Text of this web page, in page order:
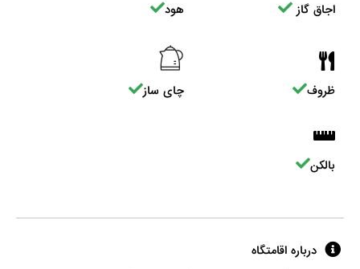
اجاق گاز هود
ظروف چای ساز
بالکن
درباره اقامتگاه